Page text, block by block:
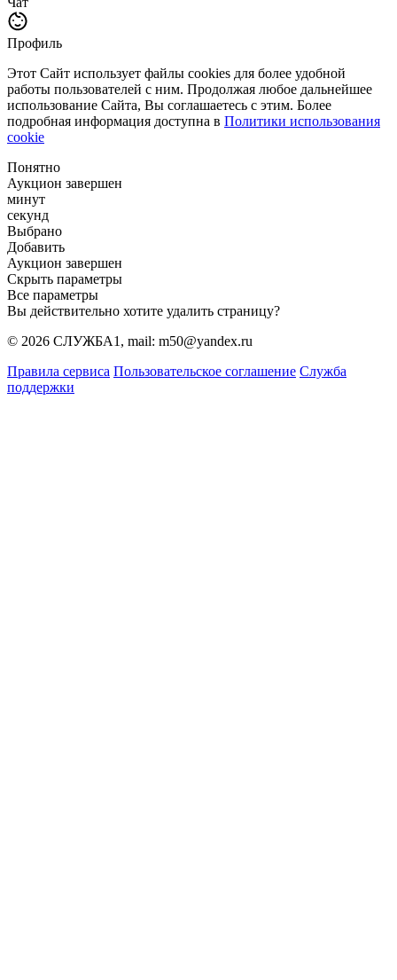
Профиль
Этот Сайт использует файлы cookies для более удобной
работы пользователей с ним. Продолжая любое дальнейшее
использование Сайта, Вы соглашаетесь с этим. Более
подробная информация доступна в Политики использования
cookie
Понятно
Аукцион завершен
минут
секунд
Выбрано
Добавить
Аукцион завершен
Скрыть параметры
Все параметры
Вы действительно хотите удалить страницу?
© 2026 СЛУЖБА1, mail: m50@yandex.ru
Правила сервиса Пользовательское соглашение Служба
поддержки